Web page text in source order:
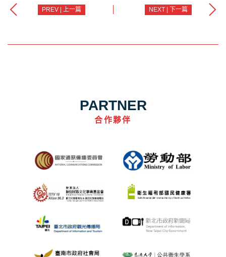
PREV | 上一篇 NEXT | 下一篇
PARTNER
合作夥伴